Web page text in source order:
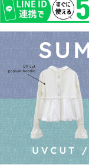
商品番号
販売タイプ
新着